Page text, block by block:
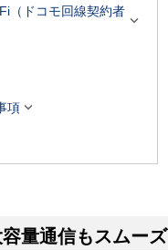
（ドコモ回線契約者

項
量通信もスムーズ